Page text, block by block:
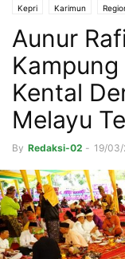
Kepri Karimun
Aunur
Kental
Melayu
By Redaksi-02 - 19/